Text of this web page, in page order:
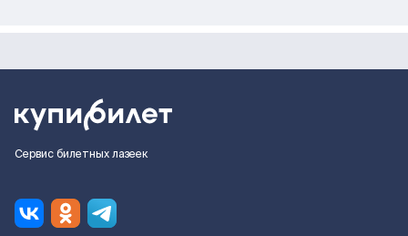
Сервис билетных лазеек